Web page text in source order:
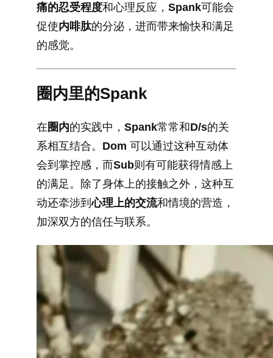
痛的忍受程度和心理反应， Spank可能会
促使内啡肽的分泌，进而带来愉快和满足
的感觉。
圈内里的Spank
在 圈内的实践中， Spank常常和D/s的关
系相互结合。 Dom 可以通过这种互动体
会到掌控感，而Sub则有可能获得情感上
的满足。除了身体上的接触之外，这种互
动还牵涉到心理上的交流和情境的营造，
加深双方的信任与联系。